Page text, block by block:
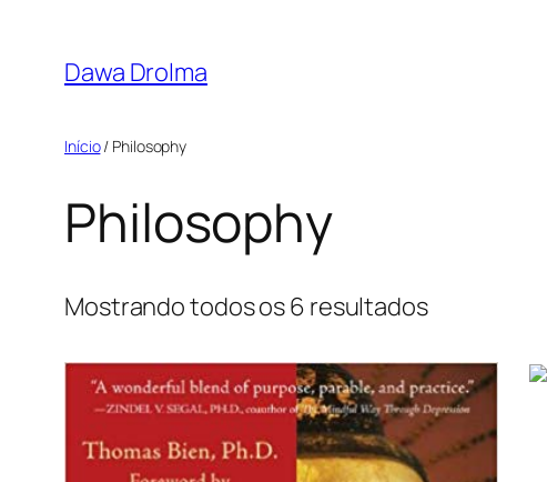
Dawa Drolma
Início/ Philosophy
Philosophy
Mostrando todos os 6 resultadosClassificado
mais
recente